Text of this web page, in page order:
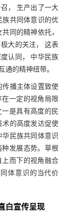
， 生产出了一大
族共同体意识的优
同的精神依托，
大的关注， 这表
认同， 中华民族
通的精神纽带。
播主体设置致使
一定的视角局限
是具有高度的民
的高度发达促使
民族共同体意识
发展态势。草根
而下的视角融合
体意识的当代价
白宣传呈现